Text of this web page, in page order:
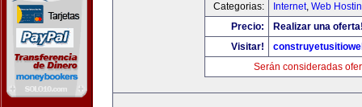
Categorias:
Internet, Web
Precio:
Realizar una
Visitar!
Serán consideradas